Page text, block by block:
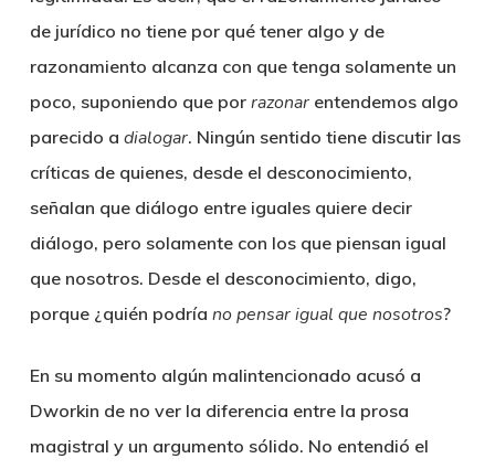
de jurídico no tiene por qué tener algo y de
razonamiento alcanza con que tenga solamente un
poco, suponiendo que por razonarentendemos algo
parecido a dialogar. Ningún sentido tiene discutir las
críticas de quienes, desde el desconocimiento,
señalan que diálogo entre iguales quiere decir
diálogo, pero solamente con los que piensan igual
que nosotros. Desde el desconocimiento, digo,
porque ¿quién podría no pensar igual que nosotros?
En su momento algún malintencionado acusó a
Dworkin de no ver la diferencia entre la prosa
magistral y un argumento sólido. No entendió el